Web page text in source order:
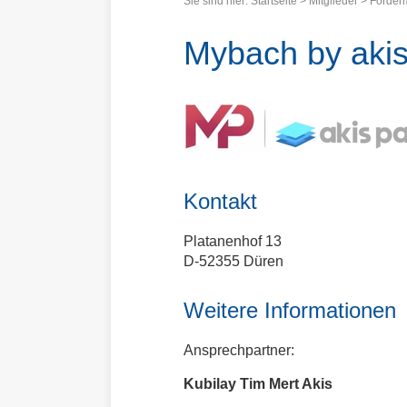
Mybach by
Kontakt
Platanenhof 13
D-52355 Düren
Weitere Informationen
Ansprechpartner:
Kubilay Tim Mert Akis